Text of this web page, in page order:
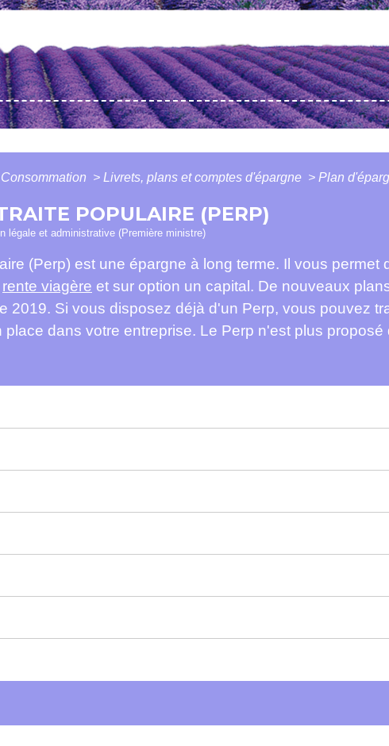
> Livrets, plans et comptes d'épargne > Plan
POPULAIRE (PERP)
légale et administrative (Première ministre)
(Perp) est une épargne à long terme. Il vous permet
rente viagère et sur option un capital. De nouveaux
2019. Si vous disposez déjà d'un Perp, vous pouvez
dans votre entreprise. Le Perp n'est plus proposé